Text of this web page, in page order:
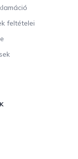
feltételei